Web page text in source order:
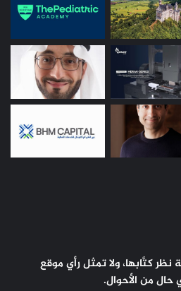
نظر كتَّابها، ولا تمثل رأي موقع
حال من الأحوال.